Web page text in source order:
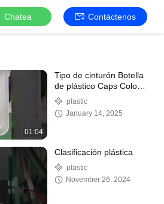
Chatea Contáctenos
01:04
Tipo de cinturón Botella
de plástico Caps Color
Sorting Machine
plastic
January 14, 2025
Clasificación plástica
plastic
November 26, 2024